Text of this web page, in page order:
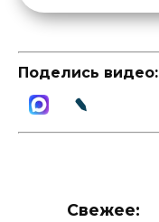
Поделись видео:
Свежее: